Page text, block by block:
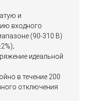
и
входного
(90-310 В)
идеальной
в течение 200
отключения